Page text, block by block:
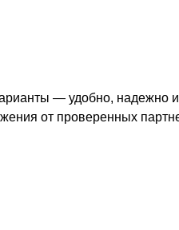
— удобно, надежно
от проверенных